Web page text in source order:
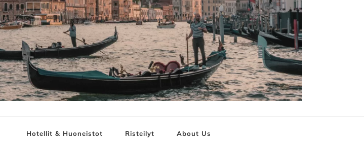
Hotellit & Huoneistot Risteilyt About Us